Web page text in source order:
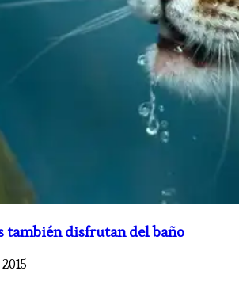
también disfrutan del baño